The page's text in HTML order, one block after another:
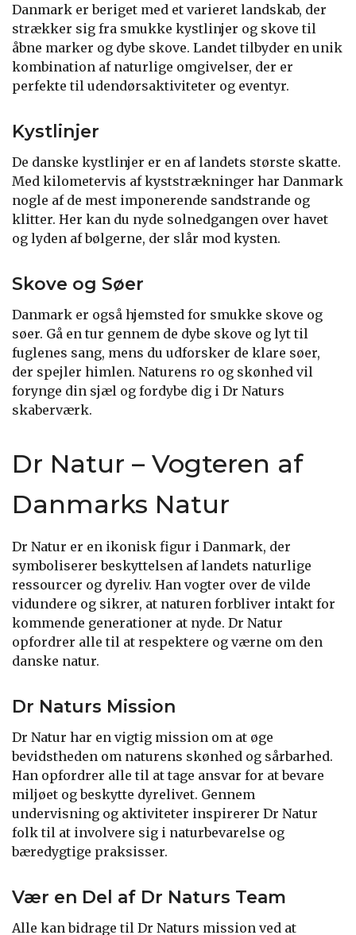
Danmark er beriget med et varieret landskab, der
strækker sig fra smukke kystlinjer og skove til
åbne marker og dybe skove. Landet tilbyder en unik
kombination af naturlige omgivelser, der er
perfekte til udendørsaktiviteter og eventyr.
Kystlinjer
De danske kystlinjer er en af landets største skatte.
Med kilometervis af kyststrækninger har Danmark
nogle af de mest imponerende sandstrande og
klitter. Her kan du nyde solnedgangen over havet
og lyden af bølgerne, der slår mod kysten.
Skove og Søer
Danmark er også hjemsted for smukke skove og
søer. Gå en tur gennem de dybe skove og lyt til
fuglenes sang, mens du udforsker de klare søer,
der spejler himlen. Naturens ro og skønhed vil
forynge din sjæl og fordybe dig i Dr Naturs
skaberværk.
Dr Natur – Vogteren af
Danmarks Natur
Dr Natur er en ikonisk figur i Danmark, der
symboliserer beskyttelsen af landets naturlige
ressourcer og dyreliv. Han vogter over de vilde
vidundere og sikrer, at naturen forbliver intakt for
kommende generationer at nyde. Dr Natur
opfordrer alle til at respektere og værne om den
danske natur.
Dr Naturs Mission
Dr Natur har en vigtig mission om at øge
bevidstheden om naturens skønhed og sårbarhed.
Han opfordrer alle til at tage ansvar for at bevare
miljøet og beskytte dyrelivet. Gennem
undervisning og aktiviteter inspirerer Dr Natur
folk til at involvere sig i naturbevarelse og
bæredygtige praksisser.
Vær en Del af Dr Naturs Team
Alle kan bidrage til Dr Naturs mission ved at